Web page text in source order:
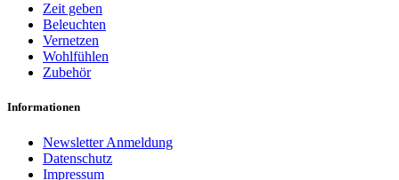
Zeit geben
Beleuchten
Vernetzen
Wohlfühlen
Zubehör
Informationen
Newsletter Anmeldung
Datenschutz
Impressum